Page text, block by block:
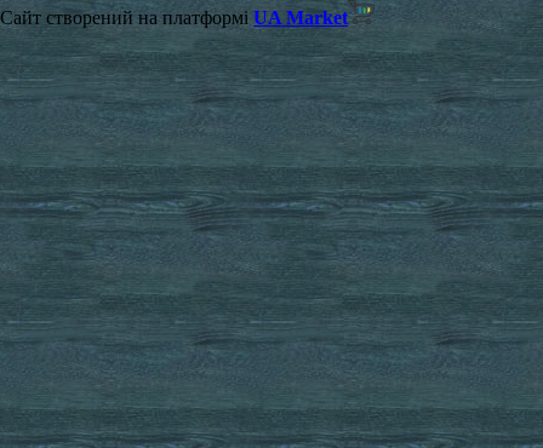
Сайт створений на платформі UA Market